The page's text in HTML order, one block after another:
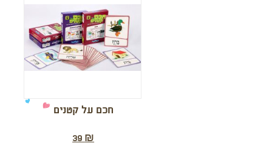
חכם על קטנים
39 ₪